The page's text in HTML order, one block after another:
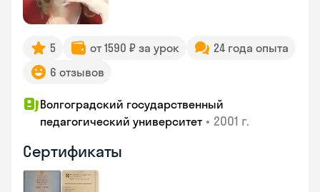
5 от 1590 ₽ за урок
24 года опыта
6 отзывов
Волгоградский государственный
педагогический университет • 2001 г.
Сертификаты